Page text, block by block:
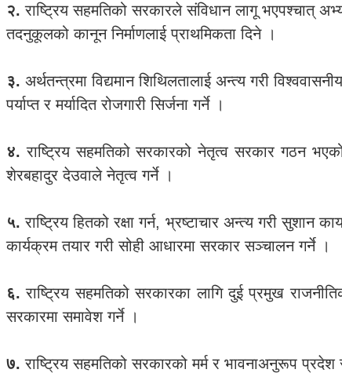
२. राष्ट्रिय सहमतिको सरकारले संविधान लागू भएपश्चात्
तदनुकूलको कानून निर्माणलाई प्राथमिकता दिने ।
३. अर्थतन्त्रमा विद्यमान शिथिलतालाई अन्त्य गरी
पर्याप्त र मर्यादित रोजगारी सिर्जना गर्ने ।
४. राष्ट्रिय सहमतिको सरकारको नेतृत्व सरकार गठन
शेरबहादुर देउवाले नेतृत्व गर्ने ।
५. राष्ट्रिय हितको रक्षा गर्न, भ्रष्टाचार अन्त्य गरी सुशान
कार्यक्रम तयार गरी सोही आधारमा सरकार सञ्चालन गर्ने ।
६. राष्ट्रिय सहमतिको सरकारका लागि दुई प्रमुख
सरकारमा समावेश गर्ने ।
७. राष्ट्रिय सहमतिको सरकारको मर्म र भावनाअनुरूप